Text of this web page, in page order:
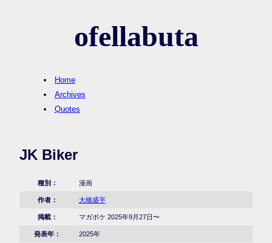
ofellabuta
Home
Archives
Quotes
JK Biker
種別： 漫画
作者： 大橋盛平
掲載： マガポケ 2025年9月27日〜
発表年： 2025年